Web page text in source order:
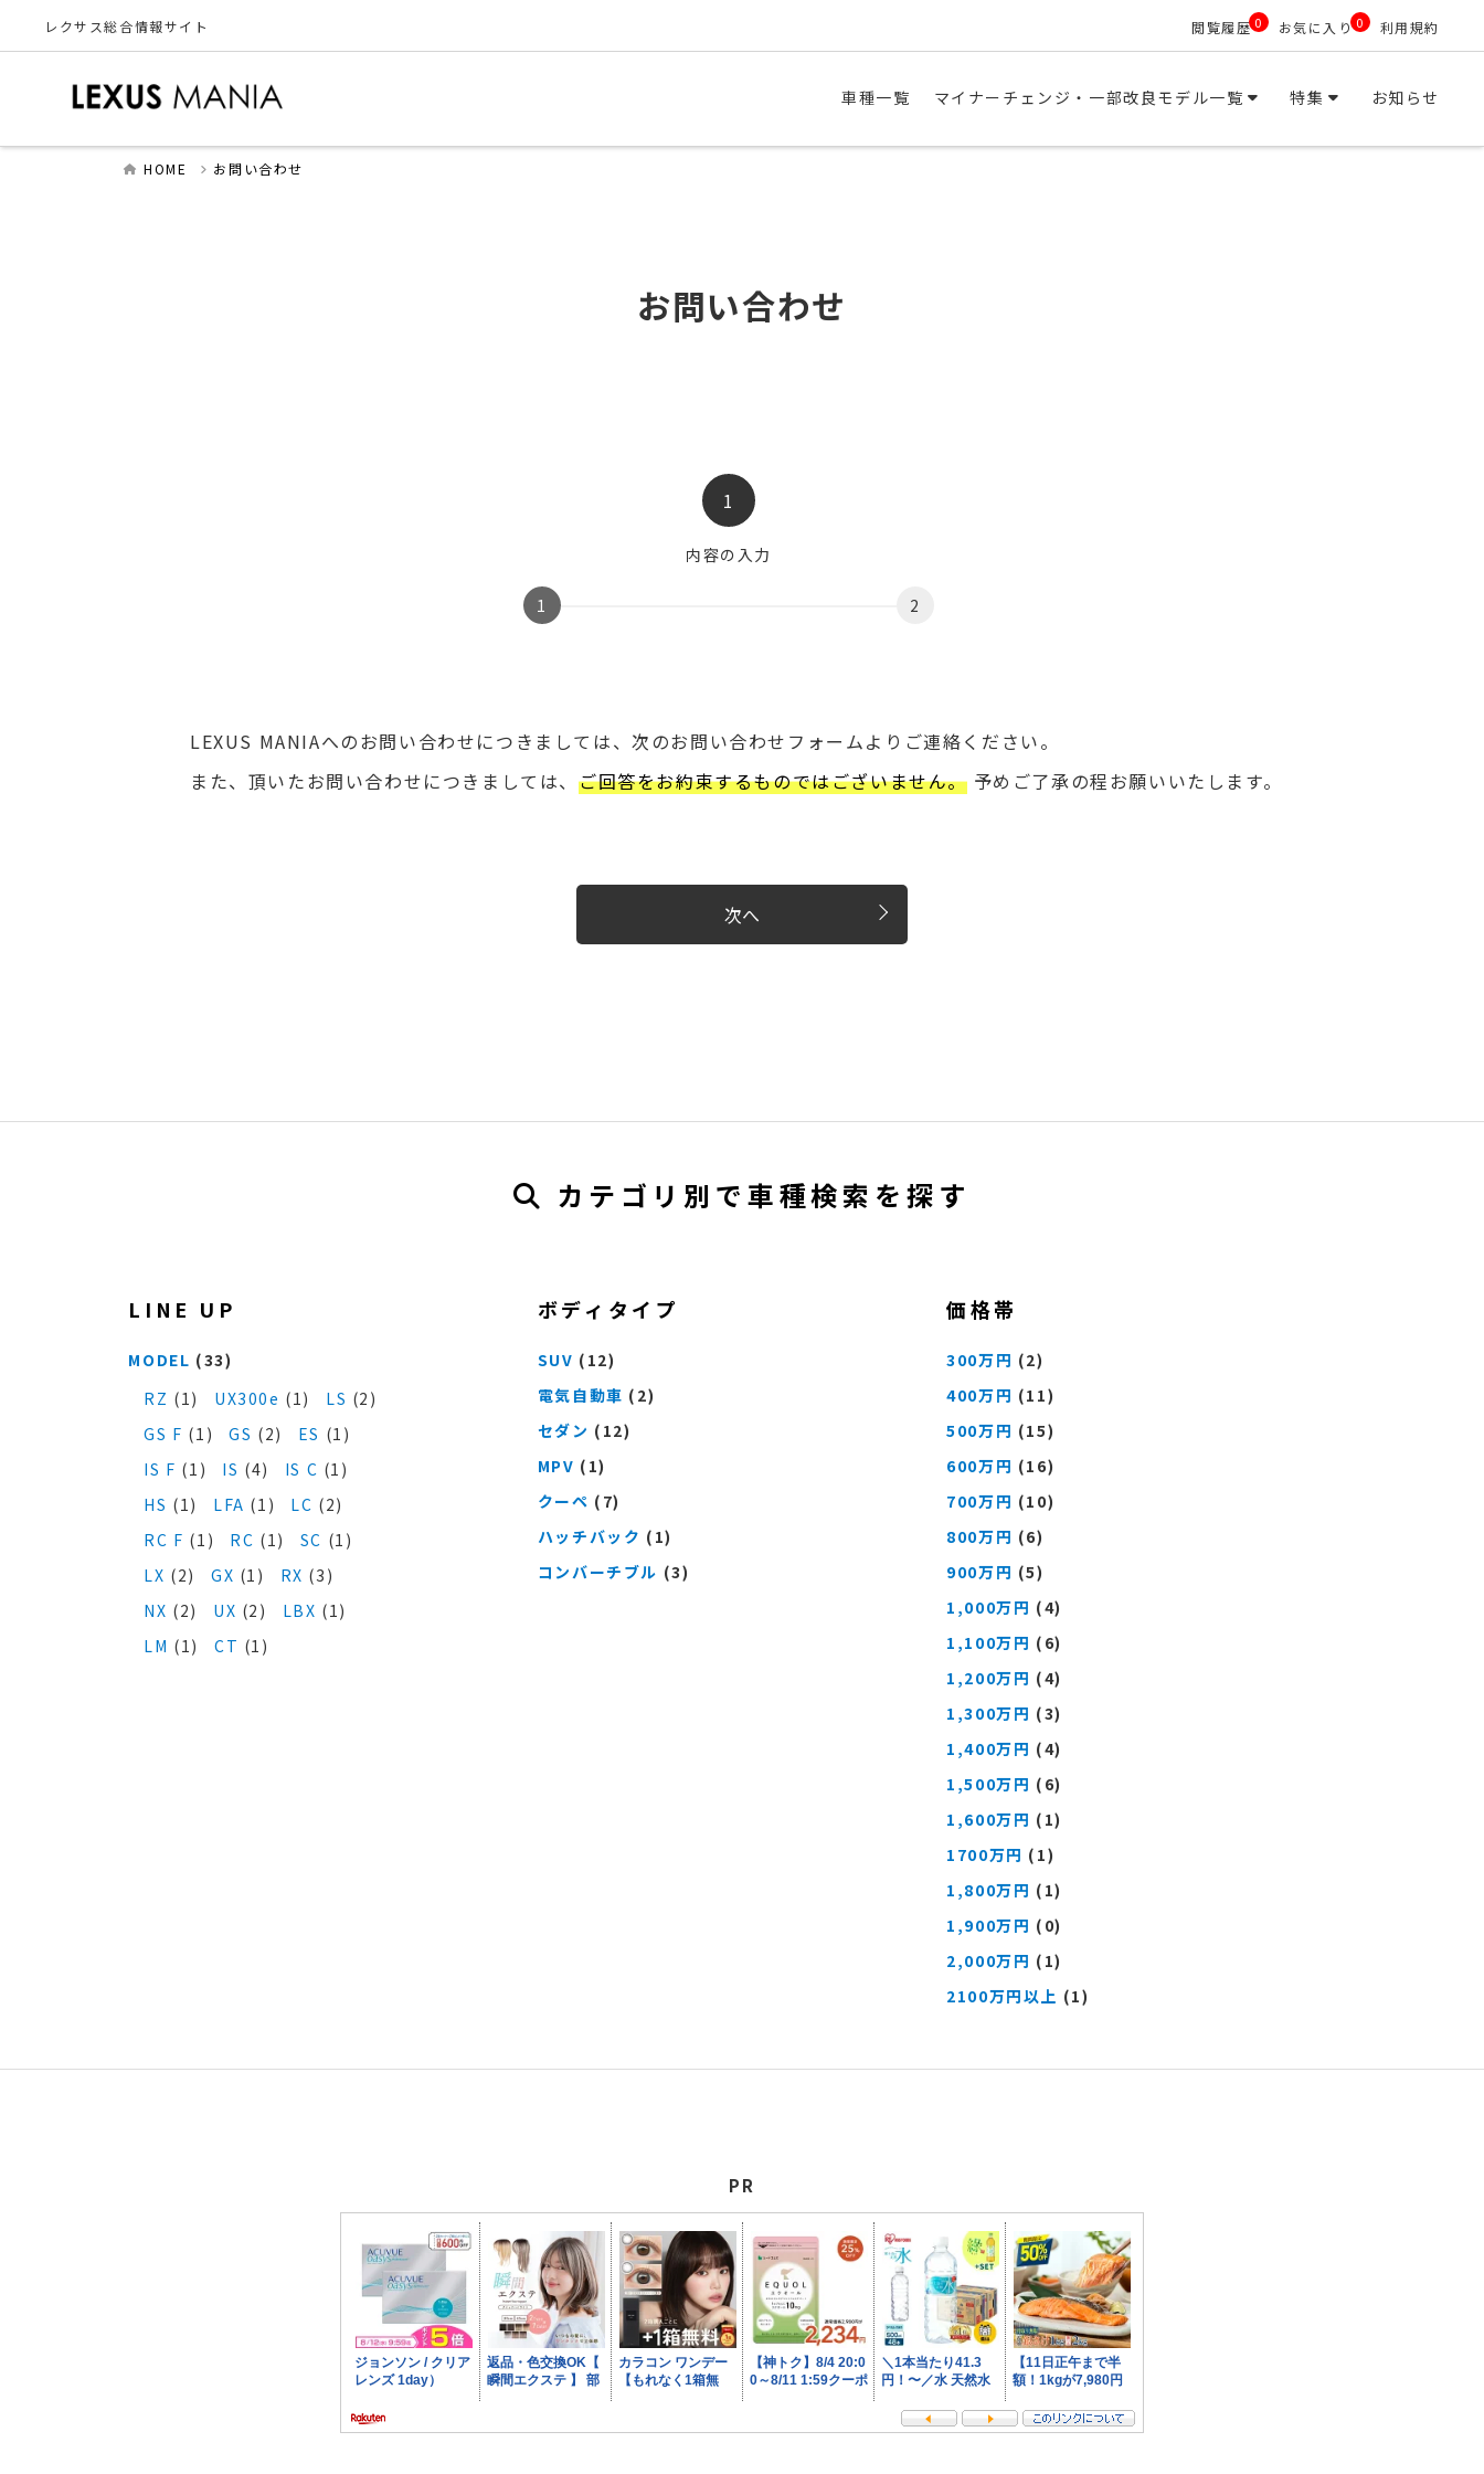
レクサス総合情報サイト 閲覧履歴 0 お気に入り 0 利用規約
車種一覧 マイナーチェンジ・一部改良モデル一覧 特集 お知らせ
HOME お問い合わせ
お問い合わせ
1
内容の入力
1 2
LEXUS MANIAへのお問い合わせにつきましては、次のお問い合わせフォームよりご連絡ください。
また、頂いたお問い合わせにつきましては、ご回答をお約束するものではございません。 予めご了承の程お願いいたします。
次へ
カテゴリ別で車種検索を探す
LINE UP
MODEL (33)
RZ (1) UX300e (1) LS (2)
GS F (1) GS (2) ES (1)
IS F (1) IS (4) IS C (1)
HS (1) LFA (1) LC (2)
RC F (1) RC (1) SC (1)
LX (2) GX (1) RX (3)
NX (2) UX (2) LBX (1)
LM (1) CT (1)
ボディタイプ
SUV (12)
電気自動車 (2)
セダン (12)
MPV (1)
クーペ (7)
ハッチバック (1)
コンバーチブル (3)
価格帯
300万円 (2)
400万円 (11)
500万円 (15)
600万円 (16)
700万円 (10)
800万円 (6)
900万円 (5)
1,000万円 (4)
1,100万円 (6)
1,200万円 (4)
1,300万円 (3)
1,400万円 (4)
1,500万円 (6)
1,600万円 (1)
1700万円 (1)
1,800万円 (1)
1,900万円 (0)
2,000万円 (1)
2100万円以上 (1)
PR